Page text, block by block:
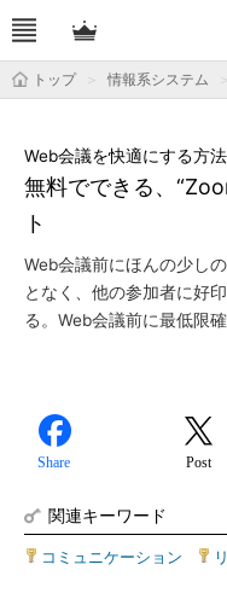
トップ 情報系システム
無料でできる、
ト
Web会議を快適にする方法
Web会議前にほんの少し
となく、他の参加者に好
る。Web会議前に最低限
Share Post
関連キーワード
コミュニケーション